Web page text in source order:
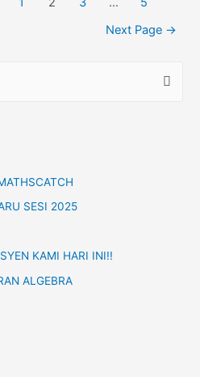
Next Page →
SESI 2025
KAMI HARI INI!!
ALGEBRA